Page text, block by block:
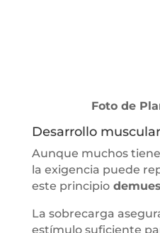
Foto de
Desarrollo muscular
Aunque muchos
la exigencia puede
este principio
La sobrecarga
estímulo suficiente